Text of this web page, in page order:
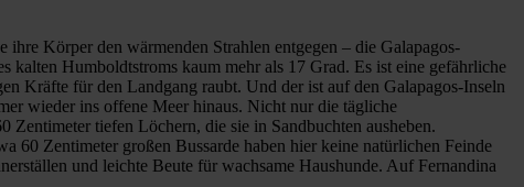
Körper den wärmenden Strahlen entgegen – die Galapagos-
kalten Humboldtstroms kaum mehr als 17 Grad. Es ist eine gefährliche
Kräfte für den Landgang raubt. Und der ist auf den Galapagos-Inseln
wieder ins offene Meer hinaus. Nicht nur die tägliche
tiefen Löchern, die sie in Sandbuchten ausheben.
60 Zentimeter großen Bussarde haben hier keine natürlichen Feinde
und leichte Beute für wachsame Haushunde. Auf Fernandina